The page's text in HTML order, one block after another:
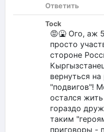
Ответить
Tock
😡🤮 Ого, аж
просто
стороне
вернуться
"подвигов"!
остался
гораздо
таким
приговоры -